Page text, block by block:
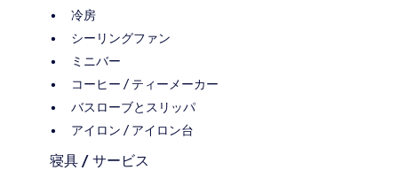
冷房
シーリングファン
ミニバー
コーヒー / ティーメーカー
バスローブとスリッパ
アイロン / アイロン台
寝具 / サービス